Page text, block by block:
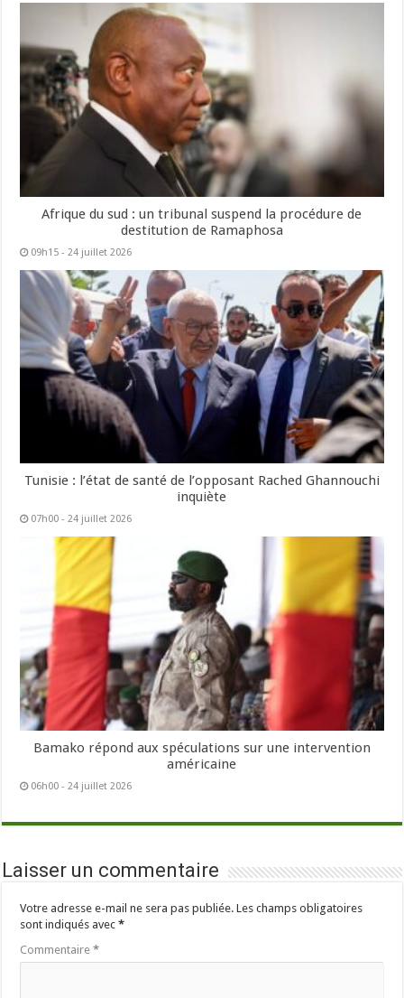
Afrique du sud : un tribunal suspend la procédure de
destitution de Ramaphosa
09h15 - 24 juillet 2026
Tunisie : l’état de santé de l’opposant Rached Ghannouchi
inquiète
07h00 - 24 juillet 2026
Bamako répond aux spéculations sur une intervention
américaine
06h00 - 24 juillet 2026
Laisser un commentaire
Votre adresse e-mail ne sera pas publiée. Les champs obligatoires
sont indiqués avec*
Commentaire*